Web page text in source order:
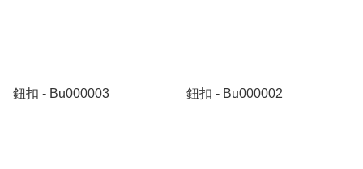
鈕扣 - Bu000003 鈕扣 - Bu000002